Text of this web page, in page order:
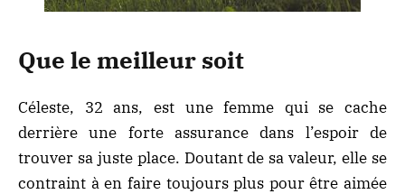
Que le meilleur soit
Céleste, 32 ans, est une femme qui se cache
derrière une forte assurance dans l’espoir de
trouver sa juste place. Doutant de sa valeur, elle se
contraint à en faire toujours plus pour être aimée